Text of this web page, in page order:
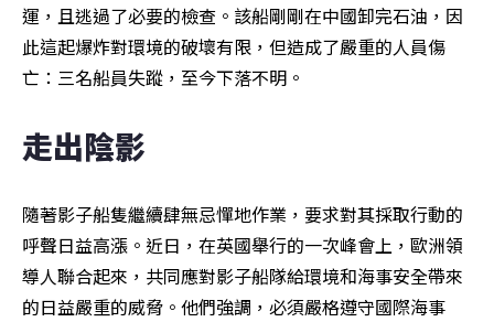
運，且逃過了必要的檢查。該船剛剛在中國卸完石油，因
此這起爆炸對環境的破壞有限，但造成了嚴重的人員傷
亡：三名船員失蹤，至今下落不明。
走出陰影
隨著影子船隻繼續肆無忌憚地作業，要求對其採取行動的
呼聲日益高漲。近日，在英國舉行的一次峰會上，歐洲領
導人聯合起來，共同應對影子船隊給環境和海事安全帶來
的日益嚴重的威脅。他們強調，必須嚴格遵守國際海事